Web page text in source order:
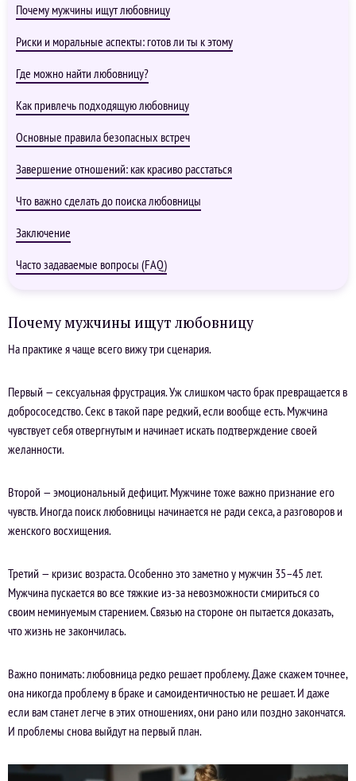
Почему мужчины ищут любовницу
Риски и моральные аспекты: готов ли ты к этому
Где можно найти любовницу?
Как привлечь подходящую любовницу
Основные правила безопасных встреч
Завершение отношений: как красиво расстаться
Что важно сделать до поиска любовницы
Заключение
Часто задаваемые вопросы (FAQ)
Почему мужчины ищут любовницу
На практике я чаще всего вижу три сценария.
Первый — сексуальная фрустрация. Уж слишком часто брак превращается в
добрососедство. Секс в такой паре редкий, если вообще есть. Мужчина
чувствует себя отвергнутым и начинает искать подтверждение своей
желанности.
Второй — эмоциональный дефицит. Мужчине тоже важно признание его
чувств. Иногда поиск любовницы начинается не ради секса, а разговоров и
женского восхищения.
Третий — кризис возраста. Особенно это заметно у мужчин 35–45 лет.
Мужчина пускается во все тяжкие из-за невозможности смириться со
своим неминуемым старением. Связью на стороне он пытается доказать,
что жизнь не закончилась.
Важно понимать: любовница редко решает проблему. Даже скажем точнее,
она никогда проблему в браке и самоидентичностью не решает. И даже
если вам станет легче в этих отношениях, они рано или поздно закончатся.
И проблемы снова выйдут на первый план.